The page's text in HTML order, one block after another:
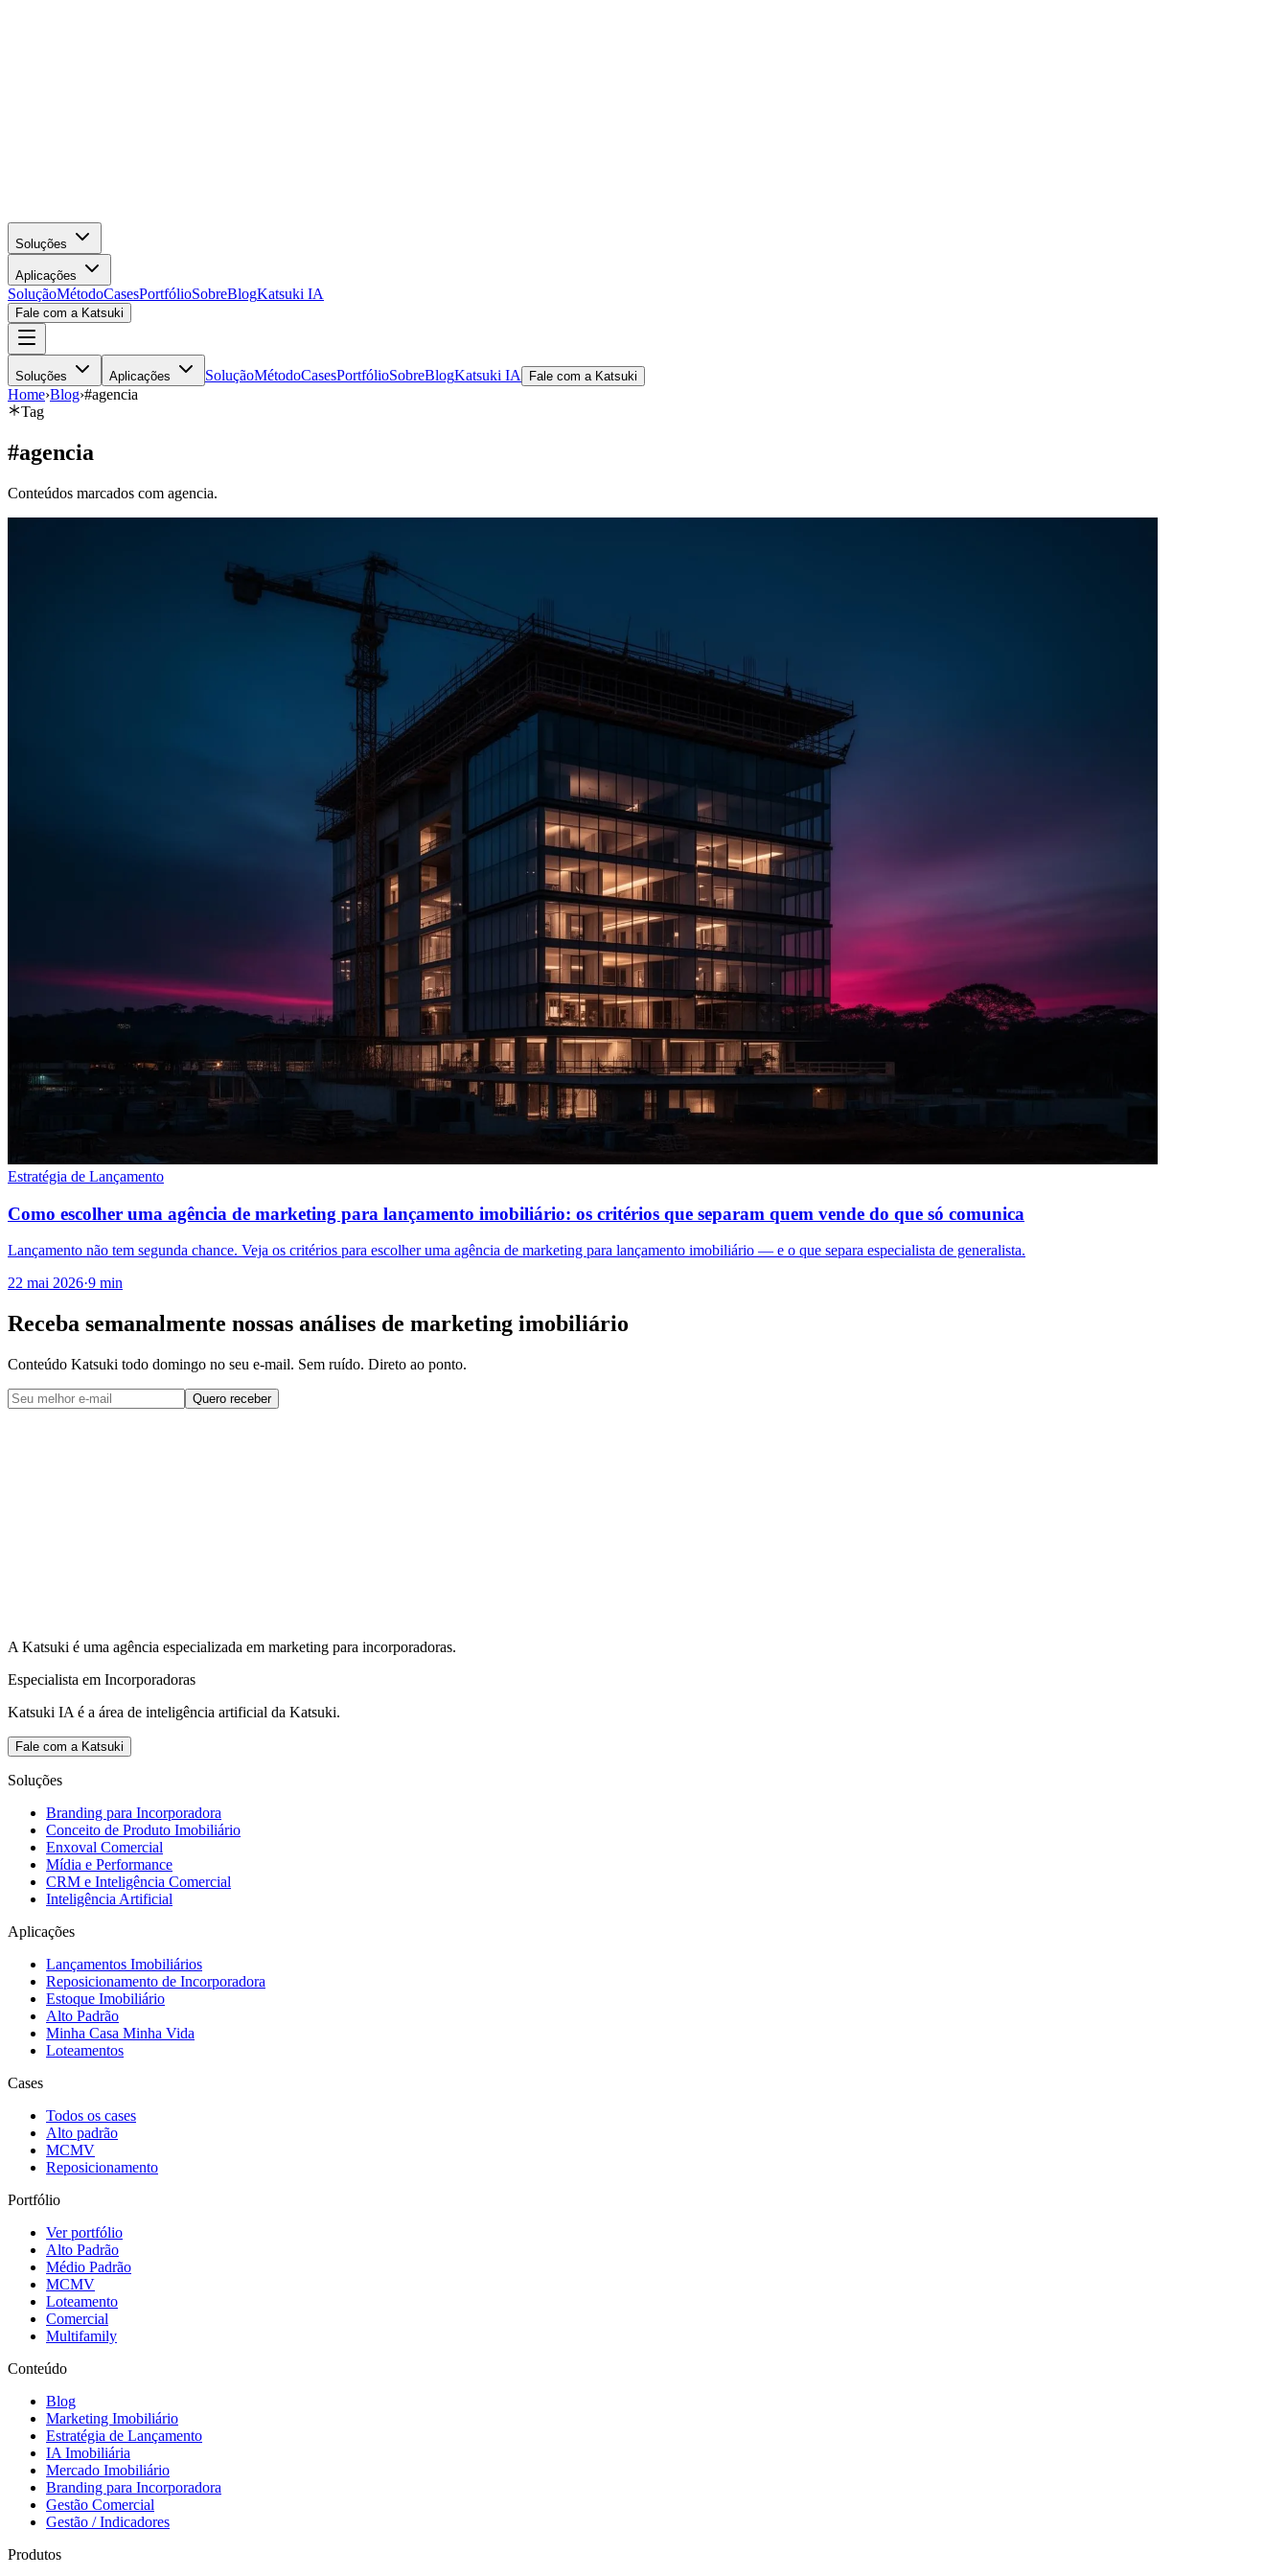
Soluções
Aplicações
SoluçãoMétodoCasesPortfólioSobreBlogKatsuki IA
Fale com a Katsuki
Soluções Aplicações SoluçãoMétodoCasesPortfólioSobreBlogKatsuki IA Fale com a Katsuki
Home›Blog›#agencia
Tag
#agencia
Conteúdos marcados com agencia.
Estratégia de Lançamento
Como escolher uma agência de marketing para lançamento imobiliário: os critérios que separam quem vende do que só comunica
Lançamento não tem segunda chance. Veja os critérios para escolher uma agência de marketing para lançamento imobiliário — e o que separa especialista de generalista.
22 mai 2026·9 min
Receba semanalmente nossas análises de marketing imobiliário
Conteúdo Katsuki todo domingo no seu e-mail. Sem ruído. Direto ao ponto.
Quero receber
A Katsuki é uma agência especializada em marketing para incorporadoras.
Especialista em Incorporadoras
Katsuki IA é a área de inteligência artificial da Katsuki.
Fale com a Katsuki
Soluções
Branding para Incorporadora
Conceito de Produto Imobiliário
Enxoval Comercial
Mídia e Performance
CRM e Inteligência Comercial
Inteligência Artificial
Aplicações
Lançamentos Imobiliários
Reposicionamento de Incorporadora
Estoque Imobiliário
Alto Padrão
Minha Casa Minha Vida
Loteamentos
Cases
Todos os cases
Alto padrão
MCMV
Reposicionamento
Portfólio
Ver portfólio
Alto Padrão
Médio Padrão
MCMV
Loteamento
Comercial
Multifamily
Conteúdo
Blog
Marketing Imobiliário
Estratégia de Lançamento
IA Imobiliária
Mercado Imobiliário
Branding para Incorporadora
Gestão Comercial
Gestão / Indicadores
Produtos